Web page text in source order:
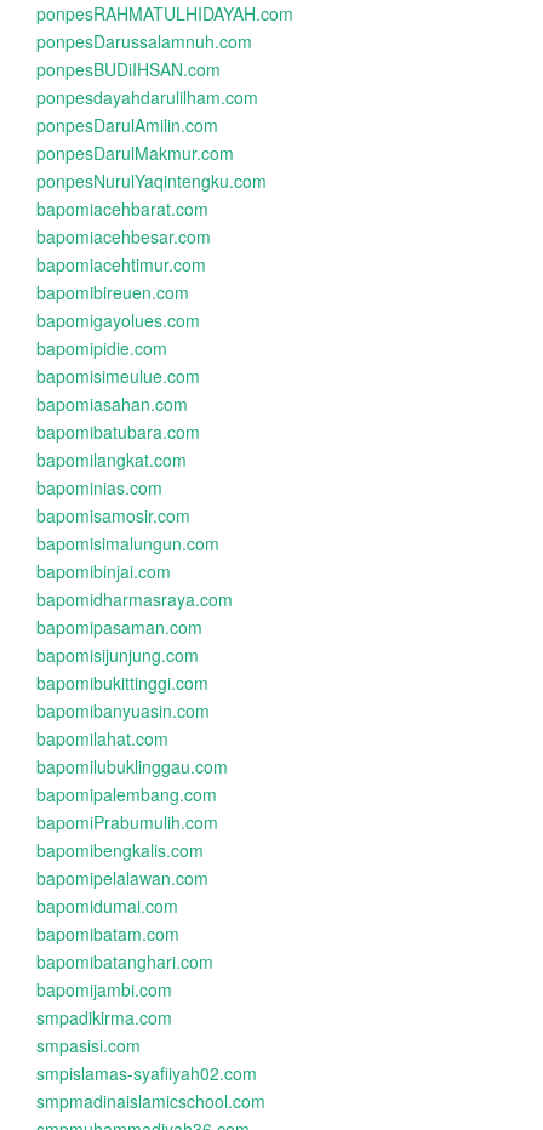
ponpesRAHMATULHIDAYAH.com
ponpesDarussalamnuh.com
ponpesBUDiIHSAN.com
ponpesdayahdarulilham.com
ponpesDarulAmilin.com
ponpesDarulMakmur.com
ponpesNurulYaqintengku.com
bapomiacehbarat.com
bapomiacehbesar.com
bapomiacehtimur.com
bapomibireuen.com
bapomigayolues.com
bapomipidie.com
bapomisimeulue.com
bapomiasahan.com
bapomibatubara.com
bapomilangkat.com
bapominias.com
bapomisamosir.com
bapomisimalungun.com
bapomibinjai.com
bapomidharmasraya.com
bapomipasaman.com
bapomisijunjung.com
bapomibukittinggi.com
bapomibanyuasin.com
bapomilahat.com
bapomilubuklinggau.com
bapomipalembang.com
bapomiPrabumulih.com
bapomibengkalis.com
bapomipelalawan.com
bapomidumai.com
bapomibatam.com
bapomibatanghari.com
bapomijambi.com
smpadikirma.com
smpasisi.com
smpislamas-syafiiyah02.com
smpmadinaislamicschool.com